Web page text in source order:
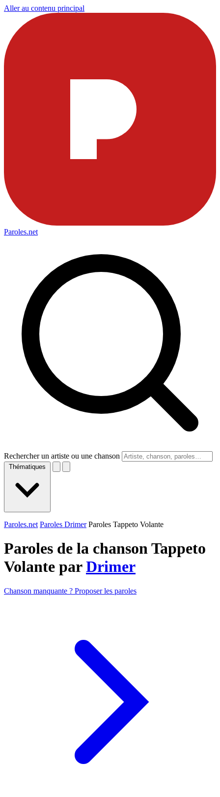
Aller au contenu principal
Paroles.net
Rechercher un artiste ou une chanson
Thématiques
Paroles.net Paroles Drimer Paroles Tappeto Volante
Paroles de la chanson Tappeto
Volante parDrimer
Chanson manquante ? Proposer les paroles